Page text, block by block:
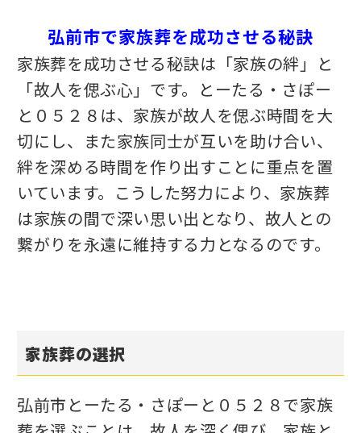
弘前市で家族葬を成功させる秘訣
家族葬を成功させる秘訣は「家族の絆」と
「故人を偲ぶ心」です。とーたる・さぽー
と０５２８は、家族が故人を偲ぶ時間を大
切にし、また家族同士が互いを助け合い、
絆を深める時間を作り出すことに重点を置
いています。こうした努力により、家族葬
は家族の間で深い思い出となり、故人との
繋がりを永遠に維持する力となるのです。
家族葬の選択
弘前市とーたる・さぽーと０５２８で家族